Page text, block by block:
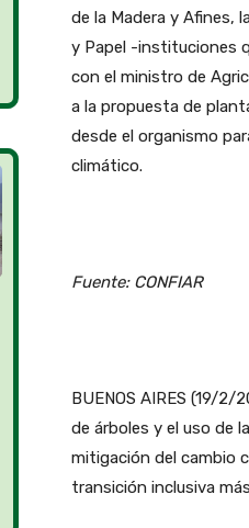
de la Madera y Afines,
y Papel -instituciones
con el ministro de
a la propuesta de
desde el organismo
climático.
Fuente: CONFIAR
BUENOS AIRES (19/
de árboles y el uso de
mitigación del cambio
transición inclusiva